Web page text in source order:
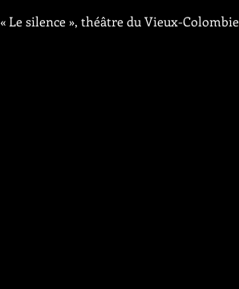
« Le silence », théâtre du Vieux-